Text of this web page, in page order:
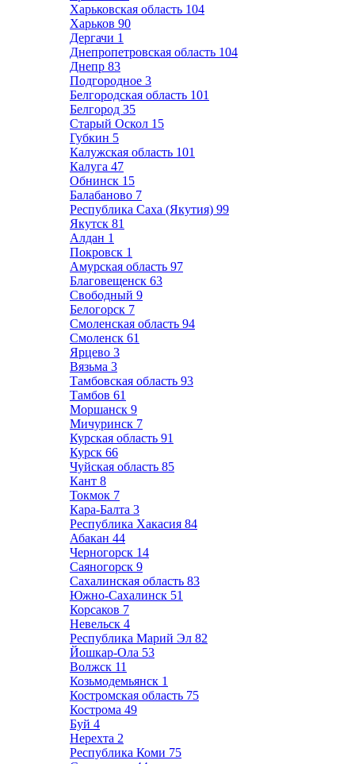
Харьковская область 104
Харьков 90
Дергачи 1
Днепропетровская область 104
Днепр 83
Подгородное 3
Белгородская область 101
Белгород 35
Старый Оскол 15
Губкин 5
Калужская область 101
Калуга 47
Обнинск 15
Балабаново 7
Республика Саха (Якутия) 99
Якутск 81
Алдан 1
Покровск 1
Амурская область 97
Благовещенск 63
Свободный 9
Белогорск 7
Смоленская область 94
Смоленск 61
Ярцево 3
Вязьма 3
Тамбовская область 93
Тамбов 61
Моршанск 9
Мичуринск 7
Курская область 91
Курск 66
Чуйская область 85
Кант 8
Токмок 7
Кара-Балта 3
Республика Хакасия 84
Абакан 44
Черногорск 14
Саяногорск 9
Сахалинская область 83
Южно-Сахалинск 51
Корсаков 7
Невельск 4
Республика Марий Эл 82
Йошкар-Ола 53
Волжск 11
Козьмодемьянск 1
Костромская область 75
Кострома 49
Буй 4
Нерехта 2
Республика Коми 75